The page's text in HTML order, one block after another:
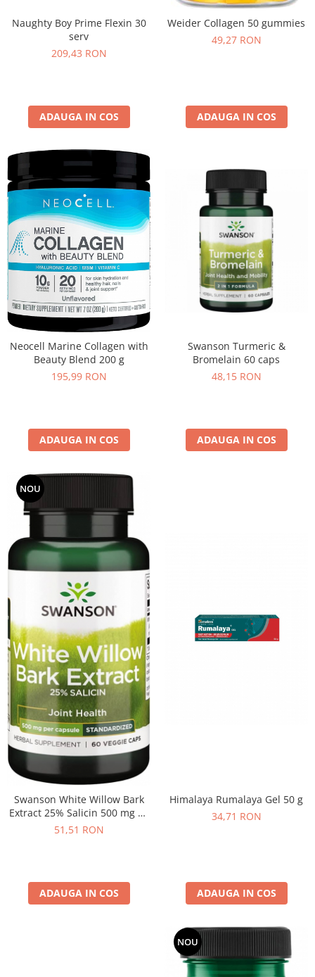
Naughty Boy Prime Flexin 30
serv
209,43 RON
ADAUGA IN COS
Weider Collagen 50 gummies
49,27 RON
ADAUGA IN COS
Neocell Marine Collagen with
Beauty Blend 200 g
195,99 RON
ADAUGA IN COS
Swanson Turmeric &
Bromelain 60 caps
48,15 RON
ADAUGA IN COS
NOU
Swanson White Willow Bark
Extract 25% Salicin 500 mg 60
vcaps
51,51 RON
ADAUGA IN COS
Himalaya Rumalaya Gel 50 g
34,71 RON
ADAUGA IN COS
NOU